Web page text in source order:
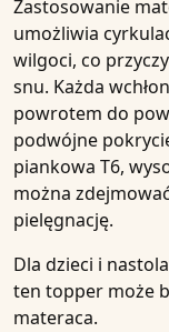
Zastosowanie
umożliwia
wilgoci, co
snu. Każda
powrotem do
podwójne
piankowa T6,
można
pielęgnację.
Dla dzieci i
ten topper może
materaca.